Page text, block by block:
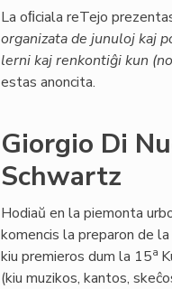
La oﬁciala reTejo
organizata de junuloj kaj
lerni kaj renkontiĝi kun
estas anoncita.
Giorgio Di
Schwartz
Hodiaŭ en la piemonta
komencis la preparon de
kiu premieros dum la 15a
(kiu muzikos, kantos,